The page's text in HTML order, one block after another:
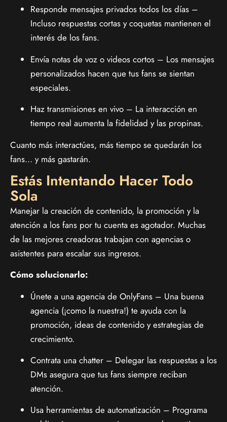
Responde mensajes privados todos los días –
Incluso respuestas cortas y coquetas mantienen el
interés de los fans.
Envía notas de voz o videos cortos – Los mensajes
personalizados hacen que tus fans se sientan
especiales.
Haz transmisiones en vivo – La interacción en
tiempo real aumenta la fidelidad y las propinas.
Cuanto más interactúes, más tiempo se quedarán los
fans… y más gastarán.
Estás Intentando Hacer Todo
Sola
Manejar la creación de contenido, la promoción y la
atención a los fans por tu cuenta es agotador. Muchas
de las mejores creadoras trabajan con agencias o
asistentes para escalar sus ingresos.
Cómo solucionarlo:
Únete a una agencia de OnlyFans – Una buena
agencia (¡como la nuestra!) te ayuda con la
promoción, ideas de contenido y estrategias de
crecimiento.
Contrata una chatter – Delegar las respuestas a los
DMs asegura que tus fans siempre reciban
atención.
Usa herramientas de automatización – Programa